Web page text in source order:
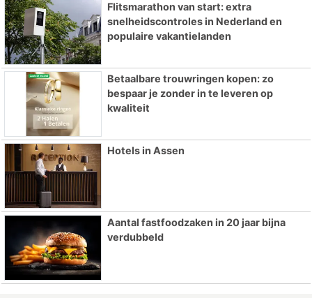
Flitsmarathon van start: extra
snelheidscontroles in Nederland en
populaire vakantielanden
Betaalbare trouwringen kopen: zo
bespaar je zonder in te leveren op
kwaliteit
Hotels in Assen
Aantal fastfoodzaken in 20 jaar bijna
verdubbeld